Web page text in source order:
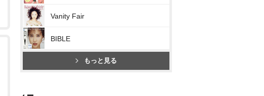
Vanity Fair
BIBLE
もっと見る